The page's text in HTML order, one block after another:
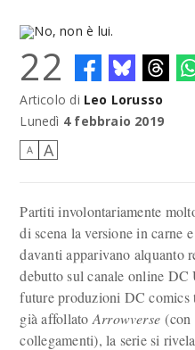
No, non è lui.
22
Articolo di Leo Lorusso
Lunedì 4 febbraio 2019
A A
Partiti involontariamente
di scena la versione in carne
davanti apparivano alquanto
debutto sul canale online DC
future produzioni DC comics
già affollato Arrowverse(con
collegamenti), la serie si